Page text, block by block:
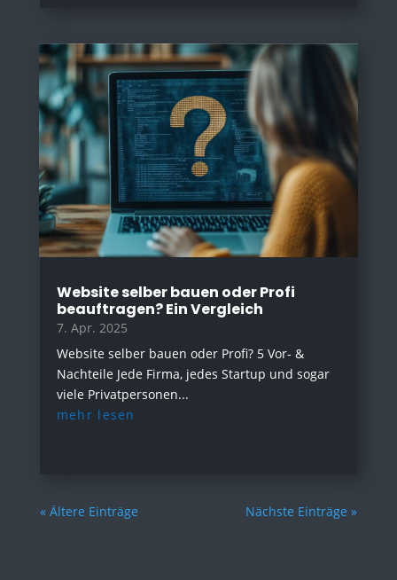
Website selber bauen oder Profi
beauftragen? Ein Vergleich
7. Apr. 2025
Website selber bauen oder Profi? 5 Vor- &
Nachteile Jede Firma, jedes Startup und sogar
viele Privatpersonen...
mehr lesen
« Ältere Einträge Nächste Einträge »